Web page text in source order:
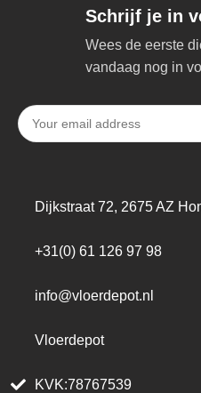
Schrijf je in
Wees de eerste
vandaag nog in
Dijkstraat 72, 2675 AZ
+31(0) 61 126 97 98
info@vloerdepot.nl
Vloerdepot
KVK:78767539